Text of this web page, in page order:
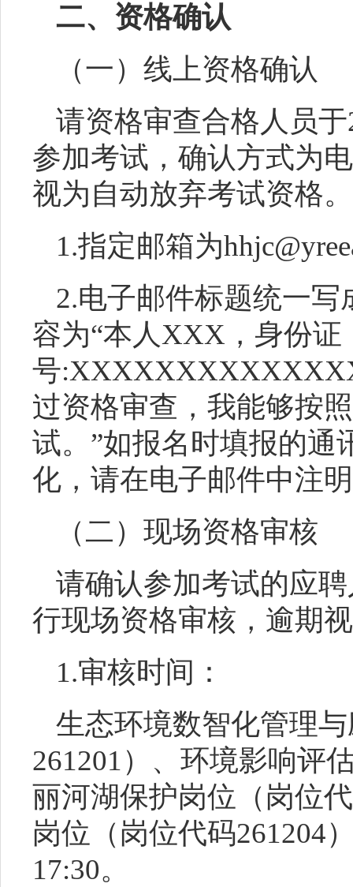
二、资格确认
（一）线上资格确认
请资格审查合格人员于
参加考试，确认方式为
视为自动放弃考试资格
1.指定邮箱为
2.电子邮件标题统一写
容为“本人XXX，身份证
号
过资格审查， 我能够按
试。 ”如报名时填报的通
化，请在电子邮件中注
（二）现场资格审核
请确认参加考试的应
行现场资格审核，逾期
1.审核时间 ：
生态环境数智化管理
261201） 、 环境影响评
丽河湖保护岗位（岗位
岗位 （岗位代码261204
17:30。